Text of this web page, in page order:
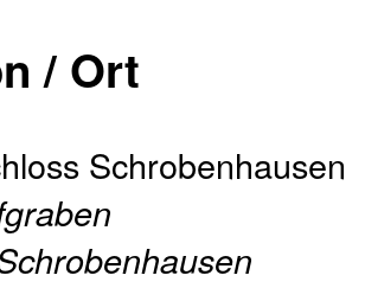
/ Ort
Schrobenhausen